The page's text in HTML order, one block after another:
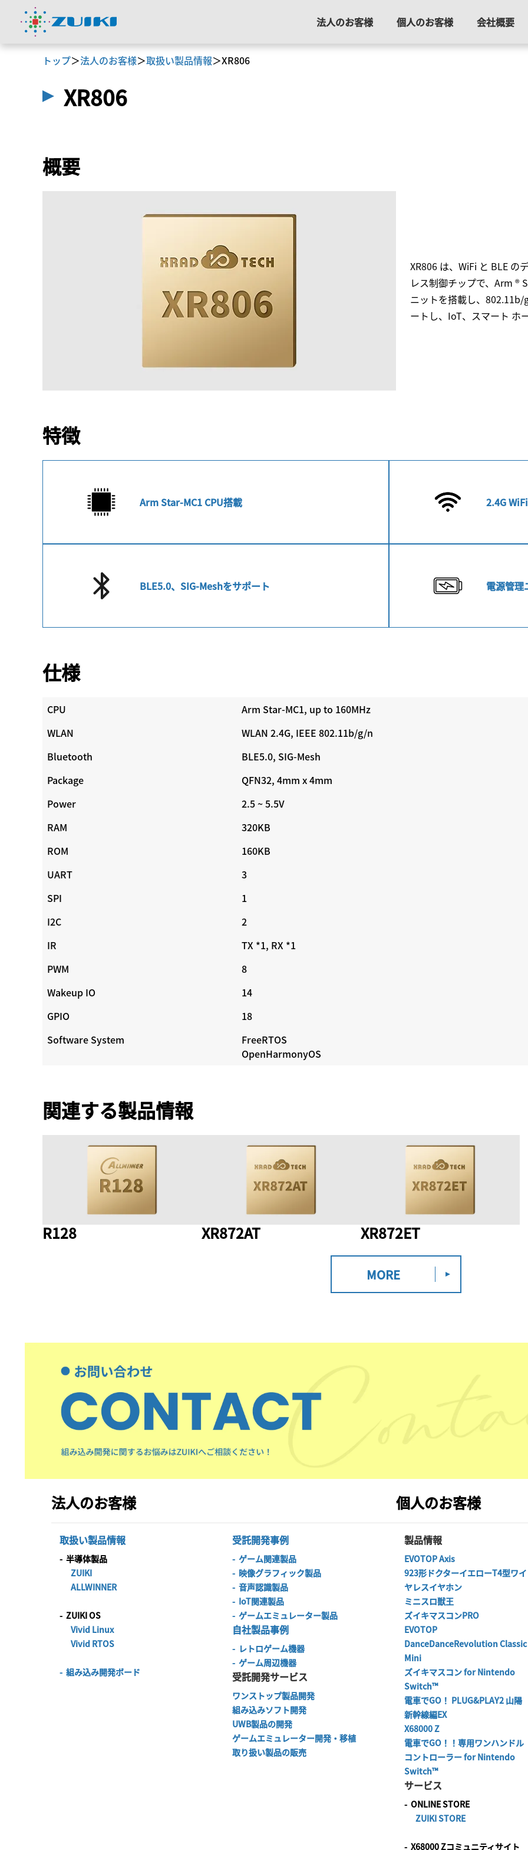
法人のお客様 個人のお客様 会社概要
トップ＞法人のお客様＞取扱い製品情報＞XR806
XR806
概要
XR806 は、WiFi と BLE の
レス制御チップで、Arm ®
ニットを搭載し、
ートし、IoT、スマート ホ
特徴
Arm Star-MC1 CPU搭載 2.4G
BLE5.0、SIG-Meshをサポート 電源管理
仕様
CPU
Arm Star-MC1, up to 160MHz
WLAN
WLAN 2.4G, IEEE 802.11b/g/n
Bluetooth
BLE5.0, SIG-Mesh
Package
QFN32, 4mm x 4mm
Power
2.5 ~ 5.5V
RAM
320KB
ROM
160KB
UART
3
SPI
1
I2C
2
IR
TX *1, RX *1
PWM
8
Wakeup IO
14
GPIO
18
Software System
FreeRTOS
OpenHarmonyOS
関連する製品情報
R128 XR872AT XR872ET
MORE
法人のお客様
取扱い製品情報
- 半導体製品
ZUIKI
ALLWINNER
- ZUIKI OS
Vivid Linux
Vivid RTOS
- 組み込み開発ボード
受託開発事例
- ゲーム関連製品
- 映像グラフィック製品
- 音声認識製品
- IoT関連製品
- ゲームエミュレーター製品
自社製品事例
- レトロゲーム機器
- ゲーム周辺機器
受託開発サービス
ワンストップ製品開発
組み込みソフト開発
UWB製品の開発
ゲームエミュレーター開発・移植
取り扱い製品の販売
個人のお客様
製品情報
EVOTOP Axis
923形ドクターイエローT4型ワイ
ヤレスイヤホン
ミニスロ獣王
ズイキマスコンPRO
EVOTOP
DanceDanceRevolution Classic
Mini
ズイキマスコン for Nintendo
Switch™
電車でGO！ PLUG&PLAY2 山陽
新幹線編EX
X68000 Z
電車でGO！！専用ワンハンドル
コントローラー for Nintendo
Switch™
サービス
- ONLINE STORE
ZUIKI STORE
- X68000 Zコミュニティサイト